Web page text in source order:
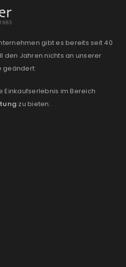
gibt es bereits seit 40
den Jahren nichts an unserer
geändert:
Einkaufserlebnis im Bereich
zu bieten.